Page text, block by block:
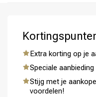
Extra korting op je
Speciale
Stijg met je
voordelen!